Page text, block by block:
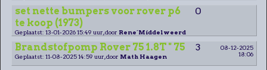
set nette bumpers voor rover p6
te koop (1973)
0
Geplaatst: 13-01-2026 15:49 uur, door Rene´Middelweerd
Brandstofpomp Rover 75 1.8T " 75 3
08-12-2025
18:06
Geplaatst: 11-08-2025 14:59 uur, door Math Haagen